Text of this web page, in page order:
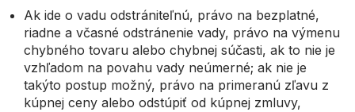
Ak ide o vadu odstrániteľnú, právo na bezplatné,
riadne a včasné odstránenie vady, právo na výmenu
chybného tovaru alebo chybnej súčasti, ak to nie je
vzhľadom na povahu vady neúmerné; ak nie je
takýto postup možný, právo na primeranú zľavu z
kúpnej ceny alebo odstúpiť od kúpnej zmluvy,